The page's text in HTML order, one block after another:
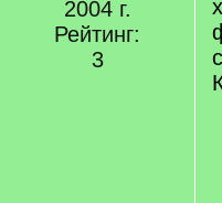
2004 г.
Рейтинг:
3